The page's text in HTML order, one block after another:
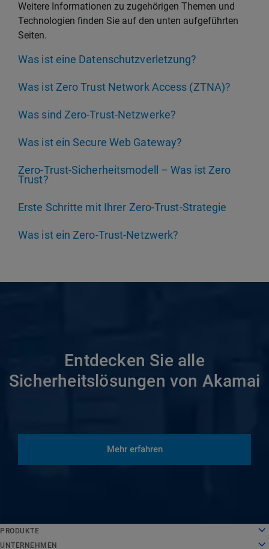
Weitere Informationen zu zugehörigen Themen und
Technologien finden Sie auf den unten aufgeführten
Seiten.
Was ist eine Datenschutzverletzung?
Was ist Zero Trust Network Access (ZTNA)?
Was sind Zero-Trust-Netzwerke?
Was ist ein Secure Web Gateway?
Zero-Trust-Sicherheitsmodell – Was ist Zero
Trust?
Erste Schritte mit Ihrer Zero-Trust-Strategie
Was ist ein Zero-Trust-Netzwerk?
Entdecken Sie alle
Sicherheitslösungen von Akamai
Mehr erfahren
PRODUKTE
Cloud Computing
UNTERNEHMEN
Deutsch